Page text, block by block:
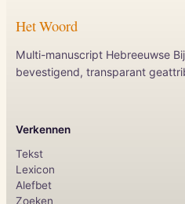
Het Woord
Multi-manuscript Hebreeuwse
bevestigend, transparant
Verkennen
Tekst
Lexicon
Alefbet
Zoeken